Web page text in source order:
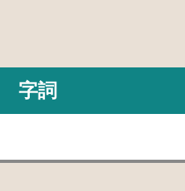
字詞